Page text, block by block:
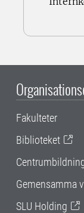
Fakulteter
Biblioteket
Gemensamma
SLU Holding